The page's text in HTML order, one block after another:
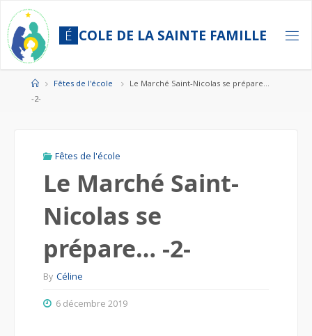
content
É COLE DE LA SAINTE FAMILLE
HomeFêtes de l'école
Le Marché Saint-Nicolas se prépare…
-2-
Fêtes de l'école
Le Marché Saint-
Nicolas se
prépare… -2-
By Céline
6 décembre 2019